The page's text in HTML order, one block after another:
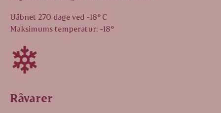
Uåbnet 270 dage ved -18° C
Maksimums temperatur: -18°
Råvarer